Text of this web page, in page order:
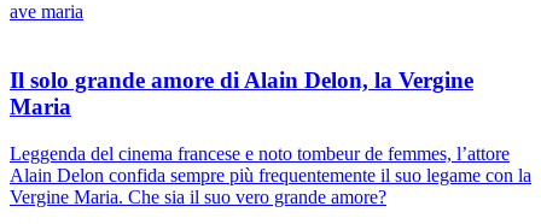
ave maria
Il solo grande amore di Alain Delon, la Vergine
Maria
Leggenda del cinema francese e noto tombeur de femmes, l’attore
Alain Delon confida sempre più frequentemente il suo legame con la
Vergine Maria. Che sia il suo vero grande amore?